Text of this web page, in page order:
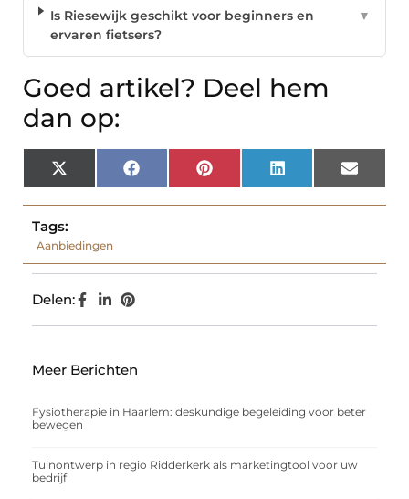
Is Riesewijk geschikt voor beginners en
ervaren fietsers?
▼
Goed artikel? Deel hem
dan op:
X
(Twitter)
Facebook Pinterest LinkedIn Email
Tags:
Aanbiedingen
Delen:
Meer Berichten
Fysiotherapie in Haarlem: deskundige begeleiding voor beter
bewegen
Tuinontwerp in regio Ridderkerk als marketingtool voor uw
bedrijf